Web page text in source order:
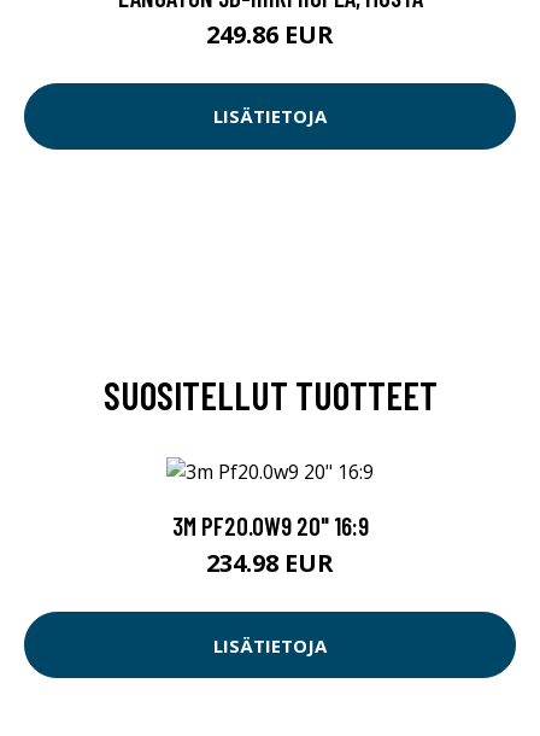
249.86 EUR
LISÄTIETOJA
SUOSITELLUT TUOTTEET
3M PF20.0W9 20" 16:9
234.98 EUR
LISÄTIETOJA